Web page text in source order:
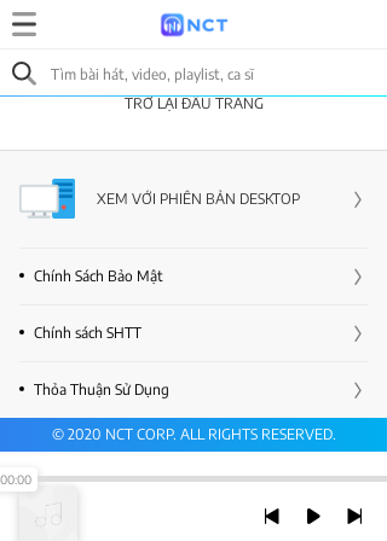
TRỞ LẠI ĐẦU TRANG
XEM VỚI PHIÊN BẢN DESKTOP
Chính Sách Bảo Mật
Chính sách SHTT
Thỏa Thuận Sử Dụng
© 2020 NCT CORP. ALL RIGHTS RESERVED.
00:00